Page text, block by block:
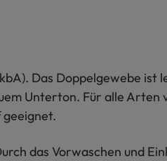
Das Doppelgewebe ist
Unterton. Für alle Arten
geeignet.
das Vorwaschen und